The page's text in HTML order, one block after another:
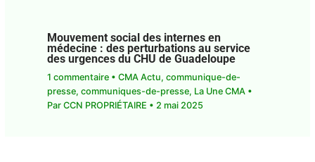
Mouvement social des internes en
médecine : des perturbations au service
des urgences du CHU de Guadeloupe
1 commentaire • CMA Actu, communique-de-
presse, communiques-de-presse, La Une CMA•
Par CCN PROPRIÉTAIRE • 2 mai 2025